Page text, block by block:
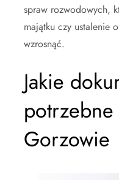
spraw rozwodowych,
majątku czy ustalenie
wzrosnąć.
Jakie
Gorzowie